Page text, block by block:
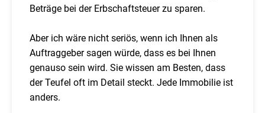
Beträge bei der Erbschaftsteuer zu sparen.
Aber ich wäre nicht seriös, wenn ich Ihnen als
Auftraggeber sagen würde, dass es bei Ihnen
genauso sein wird. Sie wissen am Besten, dass
der Teufel oft im Detail steckt. Jede Immobilie ist
anders.